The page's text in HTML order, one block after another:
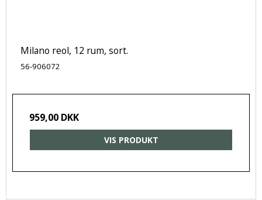
Milano reol, 12 rum, sort.
56-906072
959,00 DKK
VIS PRODUKT